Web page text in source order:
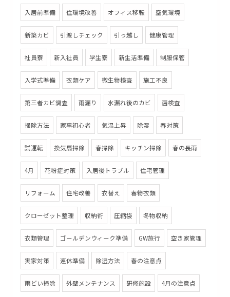
入居前準備 住環境改善 オフィス移転 空気環境
新築カビ 引渡しチェック 引っ越し 健康管理
社員寮 新入社員 学生寮 新生活準備 制服保管
入学式準備 衣類ケア 微生物検査 施工不良
第三者カビ調査 雨漏り 水漏れ後のカビ 菌検査
掃除方法 家事初心者 気温上昇 除湿 春対策
試運転 換気扇掃除 春掃除 キッチン掃除 春の長雨
4月 花粉症対策 入居後トラブル 住宅管理
リフォーム 住宅改善 衣替え 春物衣類
クローゼット整理 収納術 圧縮袋 冬物収納
衣類管理 ゴールデンウィーク準備 GW旅行 空き家管理
実家対策 連休準備 除湿方法 春の注意点
雨どい掃除 外壁メンテナンス 研修施設 4月の注意点